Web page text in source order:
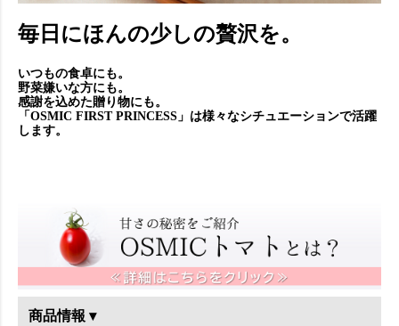
毎日にほんの少しの贅沢を。
いつもの食卓にも。
野菜嫌いな方にも。
感謝を込めた贈り物にも。
「OSMIC FIRST PRINCESS」は様々なシチュエーションで活躍
します。
商品情報 ▾